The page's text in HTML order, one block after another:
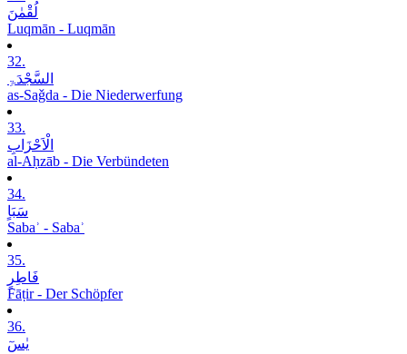
لُقْمٰنَ
Luqmān - Luqmān
32.
السَّجْدَۃِ
as-Saǧda - Die Niederwerfung
33.
الْاَحْزَابِ
al-Aḥzāb - Die Verbündeten
34.
سَبَاٍ
Sabaʾ - Sabaʾ
35.
فَاطِرٍ
Fāṭir - Der Schöpfer
36.
یٰسٓ